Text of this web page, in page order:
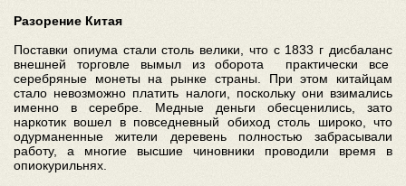
Разорение Китая
Поставки опиума стали столь велики, что с 1833 г дисбаланс
внешней торговле вымыл из оборота практически все
серебряные монеты на рынке страны. При этом китайцам
стало невозможно платить налоги, поскольку они взимались
именно в серебре. Медные деньги обесценились, зато
наркотик вошел в повседневный обиход столь широко, что
одурманенные жители деревень полностью забрасывали
работу, а многие высшие чиновники проводили время в
опиокурильнях.